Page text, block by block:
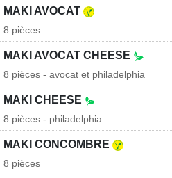
MAKI AVOCAT
8 pièces
MAKI AVOCAT CHEESE
8 pièces - avocat et philadelphia
MAKI CHEESE
8 pièces - philadelphia
MAKI CONCOMBRE
8 pièces